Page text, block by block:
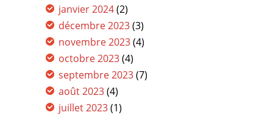
janvier 2024(2)
décembre 2023(3)
novembre 2023(4)
octobre 2023(4)
septembre 2023(7)
août 2023(4)
juillet 2023(1)